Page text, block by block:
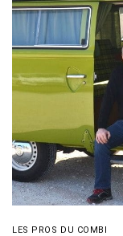
LES PROS DU COMBI